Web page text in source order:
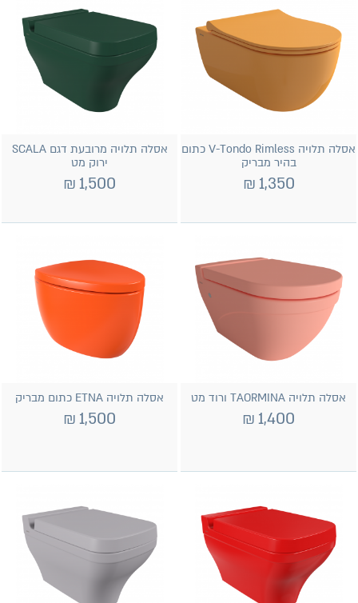
אסלה תלויה V-Tondo Rimless כתום
בהיר מבריק
1,350
₪
אסלה תלויה מרובעת דגם SCALA
ירוק מט
1,500
₪
אסלה תלויה TAORMINA ורוד מט
1,400
₪
אסלה תלויה ETNA כתום מבריק
1,500
₪